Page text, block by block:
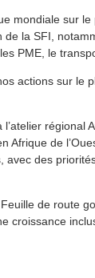
mondiale sur
la SFI,
PME, le
actions sur le
régional
Afrique de
des
de route
croissance